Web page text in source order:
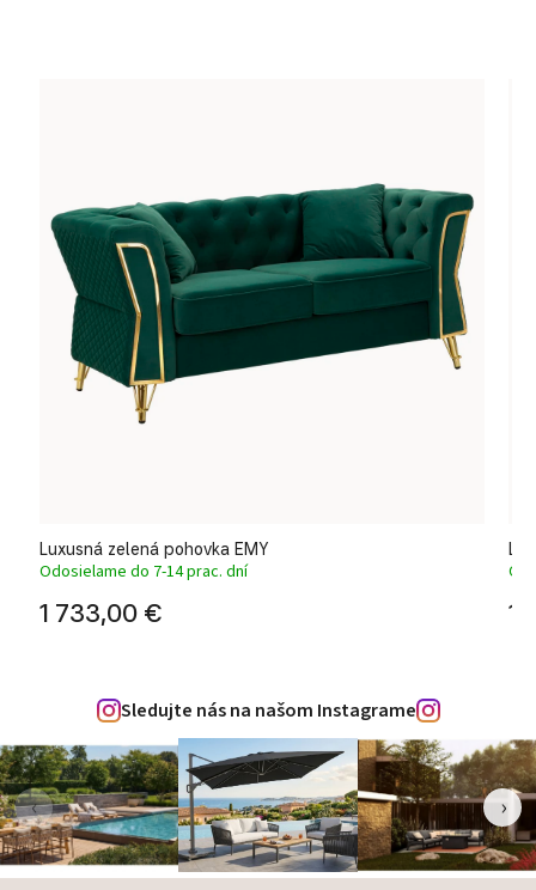
Luxusná zelená pohovka EMY
Odosielame do 7-14 prac. dní
1 733,00 € 1
Sledujte nás na našom Instagrame
‹ ›